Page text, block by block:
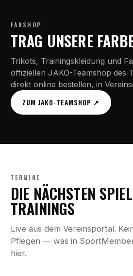
FANSHOP
TRAG UNSERE
Trikots, Trainingskleidung und
offiziellen JAKO-Teamshop des
direkt online bestellen, in
ZUM JAKO-TEAMSHOP ↗
TERMINE
DIE NÄCHSTEN
TRAININGS
Live aus dem Vereinsportal.
Pflegen — was in
hier.